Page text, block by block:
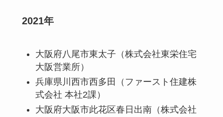
2021年
大阪府八尾市東太子（株式会社東栄住宅
大阪営業所）
兵庫県川西市西多田（ファースト住建株
式会社 本社2課）
大阪府大阪市此花区春日出南（株式会社